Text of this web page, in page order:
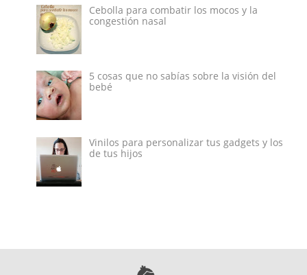
Cebolla para combatir los mocos y la
congestión nasal
5 cosas que no sabías sobre la visión del
bebé
Vinilos para personalizar tus gadgets y los
de tus hijos